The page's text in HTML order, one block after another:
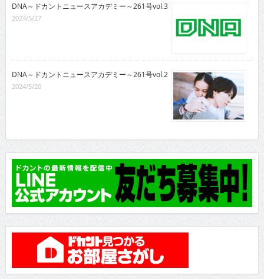
DNA～ドカントニュースアカデミー～261号vol.3
2024/5/27
DNA～ドカントニュースアカデミー～261号vol.2
2024/5/20